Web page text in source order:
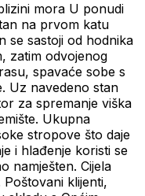
mora U ponudi
na prvom katu
se sastoji od hodnika
zatim odvojenog
spavaće sobe s
Uz navedeno stan
za spremanje viška
Ukupna
stropove što daje
i hlađenje koristi se
namješten. Cijela
klijenti,